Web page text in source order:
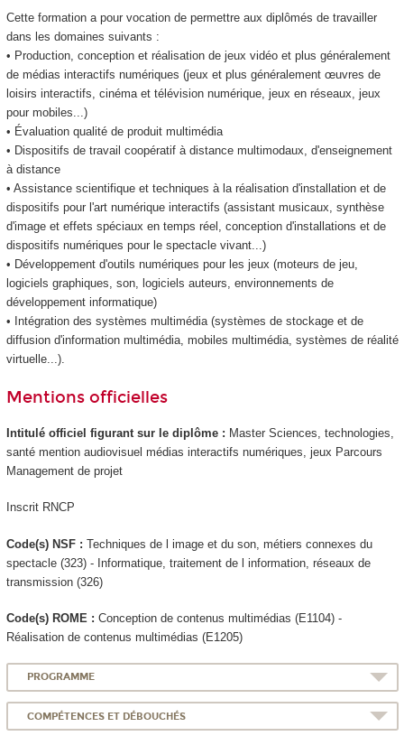
Cette formation a pour vocation de permettre aux diplômés de travailler
dans les domaines suivants :
• Production, conception et réalisation de jeux vidéo et plus généralement
de médias interactifs numériques (jeux et plus généralement œuvres de
loisirs interactifs, cinéma et télévision numérique, jeux en réseaux, jeux
pour mobiles...)
• Évaluation qualité de produit multimédia
• Dispositifs de travail coopératif à distance multimodaux, d'enseignement
à distance
• Assistance scientifique et techniques à la réalisation d'installation et de
dispositifs pour l'art numérique interactifs (assistant musicaux, synthèse
d'image et effets spéciaux en temps réel, conception d'installations et de
dispositifs numériques pour le spectacle vivant...)
• Développement d'outils numériques pour les jeux (moteurs de jeu,
logiciels graphiques, son, logiciels auteurs, environnements de
développement informatique)
• Intégration des systèmes multimédia (systèmes de stockage et de
diffusion d'information multimédia, mobiles multimédia, systèmes de réalité
virtuelle...).
Mentions officielles
Intitulé officiel figurant sur le diplôme : Master Sciences, technologies,
santé mention audiovisuel médias interactifs numériques, jeux Parcours
Management de projet
Inscrit RNCP
Code(s) NSF : Techniques de l image et du son, métiers connexes du
spectacle (323) - Informatique, traitement de l information, réseaux de
transmission (326)
Code(s) ROME : Conception de contenus multimédias (E1104) -
Réalisation de contenus multimédias (E1205)
PROGRAMME
COMPÉTENCES ET DÉBOUCHÉS